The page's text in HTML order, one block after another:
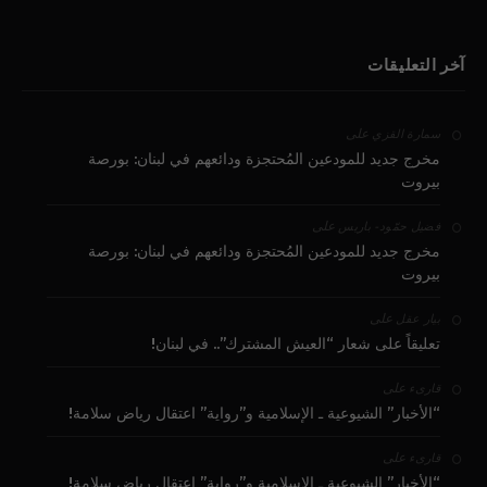
آخر التعليقات
سمارة القزي على
مخرج جديد للمودعين المُحتجزة ودائعهم في لبنان: بورصة
بيروت
فضيل حمّود - باريس على
مخرج جديد للمودعين المُحتجزة ودائعهم في لبنان: بورصة
بيروت
بيار عقل على
تعليقاً على شعار “العيش المشترك”.. في لبنان!
قارىء على
“الأخبار” الشيوعية ـ الإسلامية و”رواية” اعتقال رياض سلامة!
قارىء على
“الأخبار” الشيوعية ـ الإسلامية و”رواية” اعتقال رياض سلامة!